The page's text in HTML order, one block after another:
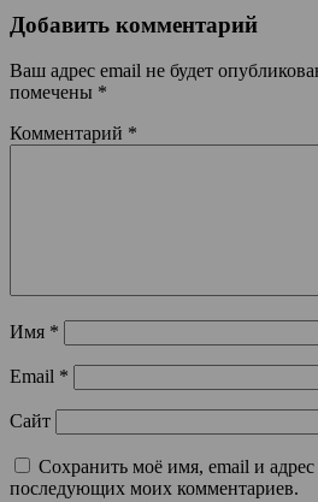
Добавить комментарий
Ваш адрес email не будет
помечены *
Комментарий *
Имя *
Email *
Сайт
Сохранить моё имя, email и адрес
последующих моих комментариев.